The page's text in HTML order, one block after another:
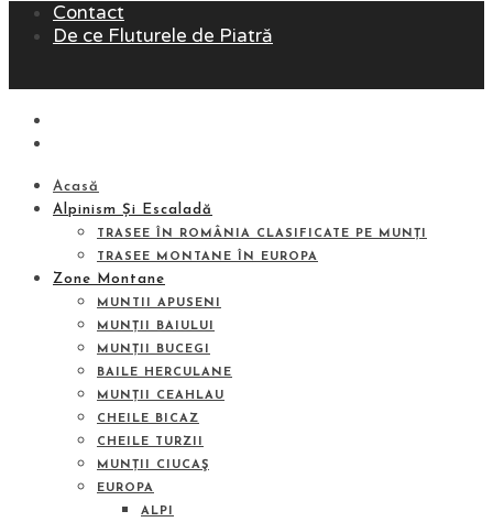
Contact
De ce Fluturele de Piatră
Acasă
Alpinism Și Escaladă
TRASEE ÎN ROMÂNIA CLASIFICATE PE MUNȚI
TRASEE MONTANE ÎN EUROPA
Zone Montane
MUNTII APUSENI
MUNȚII BAIULUI
MUNȚII BUCEGI
BAILE HERCULANE
MUNȚII CEAHLAU
CHEILE BICAZ
CHEILE TURZII
MUNȚII CIUCAŞ
EUROPA
ALPI